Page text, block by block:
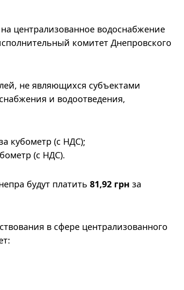
централизованное водоснабжение
комитет Днепровского
не являющихся субъектами
и водоотведения,
кубометр (с НДС);
(с НДС).
будут платить 81,92 грн за
в сфере централизованного